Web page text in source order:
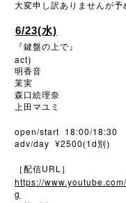
大変申し訳ありませんが予
6/23(水)
『鍵盤の上で』
act)
明香音
茉実
森口絵理奈
上田マユミ
open/start 18:00/18:30
adv/day ¥2500(1d 別)
［配信URL ］
https://
g